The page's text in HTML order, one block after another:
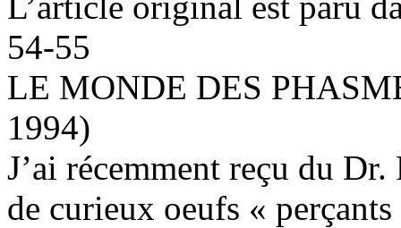
54-55
LE MONDE DES
1994)
J’ai récemment reçu du
de curieux oeufs «